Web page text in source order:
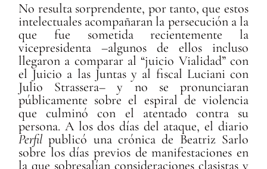
No resulta sorprendente, por tanto, que estos
intelectuales acompañaran la persecución a la
que fue sometida recientemente la
vicepresidenta –algunos de ellos incluso
llegaron a comparar al “juicio Vialidad” con
el Juicio a las Juntas y al fiscal Luciani con
Julio Strassera– y no se pronunciaran
públicamente sobre el espiral de violencia
que culminó con el atentado contra su
persona. A los dos días del ataque, el diario
Perfilpublicó una crónica de Beatriz Sarlo
sobre los días previos de manifestaciones en
la que sobresalían consideraciones clasistas y